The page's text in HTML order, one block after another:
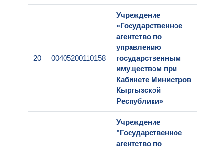
20 00405200110158
Учреждение
«Государственное
агентство по
управлению
государственным
имуществом при
Кабинете Министров
Кыргызской
Республики»
Учреждение
"Государственное
агентство по